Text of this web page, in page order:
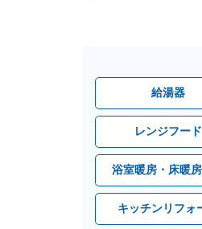
給湯器
レンジフード
浴室暖房・床暖
キッチンリフォ